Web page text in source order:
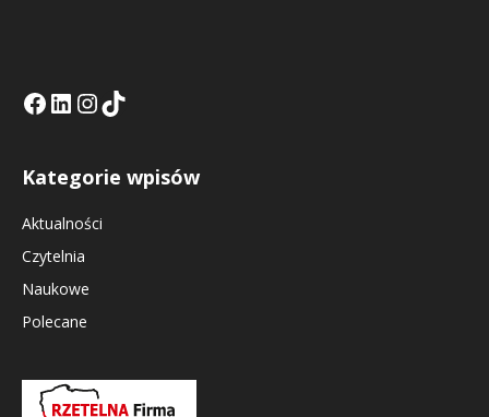
Facebook
LinkedIn
Tik Tok KEInstagramm KE
Kategorie wpisów
Aktualności
Czytelnia
Naukowe
Polecane